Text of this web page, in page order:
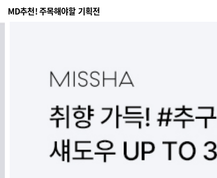
MD추천! 주목해야할 기획전